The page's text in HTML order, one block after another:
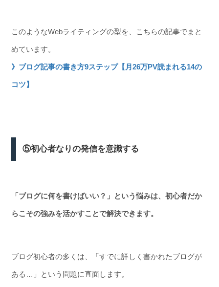
このようなWebライティングの型を、こちらの記事でまと
めています。
》ブログ記事の書き方9ステップ【月26万PV読まれる14の
コツ】
⑤初心者なりの発信を意識する
「ブログに何を書けばいい？」という悩みは、初心者だか
らこその強みを活かすことで解決できます。
ブログ初心者の多くは、「すでに詳しく書かれたブログが
ある…」という問題に直面します。